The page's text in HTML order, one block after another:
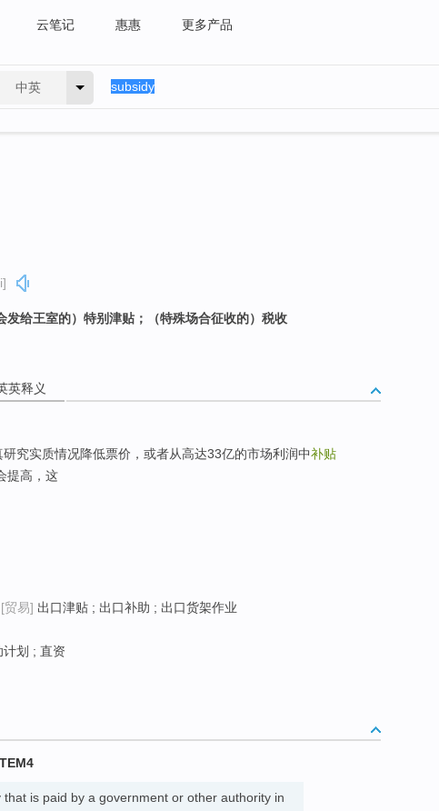
云笔记 惠惠 更多产品
中英
发给王室的）特别津贴；（特殊场合征收的）税收
英释义
究实质情况降低票价，或者从高达33亿的市场利润中补贴
提高，这
[贸易] 出口津贴 ; 出口补助 ; 出口货架作业
计划 ; 直资
that is paid by a government or other authority in